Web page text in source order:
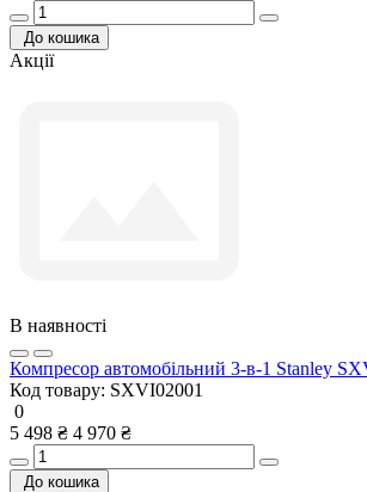
До кошика
Акції
В наявності
Компресор автомобільний 3-в-1 Stanley
Код товару: SXVI02001
0
5 498 ₴ 4 970 ₴
До кошика